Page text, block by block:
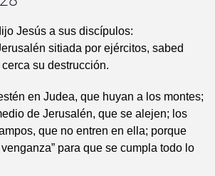
Jesús a sus discípulos:
sitiada por ejércitos, sabed
su destrucción.
en Judea, que huyan a los montes;
de Jerusalén, que se alejen; los
que no entren en ella; porque
para que se cumpla todo lo